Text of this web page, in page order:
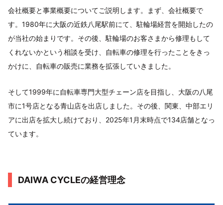
会社概要と事業概要についてご説明します。まず、会社概要で
す。1980年に大阪の近鉄八尾駅前にて、駐輪場経営を開始したの
が当社の始まりです。その後、駐輪場のお客さまから修理もして
くれないかという相談を受け、自転車の修理を行ったことをきっ
かけに、自転車の販売に業務を拡張していきました。
そして1999年に自転車専門大型チェーン店を目指し、大阪の八尾
市に1号店となる青山店を出店しました。その後、関東、中部エリ
アに出店を拡大し続けており、2025年1月末時点で134店舗となっ
ています。
DAIWA CYCLEの経営理念